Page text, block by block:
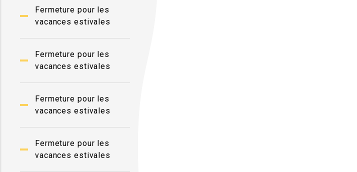
Fermeture pour les
vacances estivales
Fermeture pour les
vacances estivales
Fermeture pour les
vacances estivales
Fermeture pour les
vacances estivales